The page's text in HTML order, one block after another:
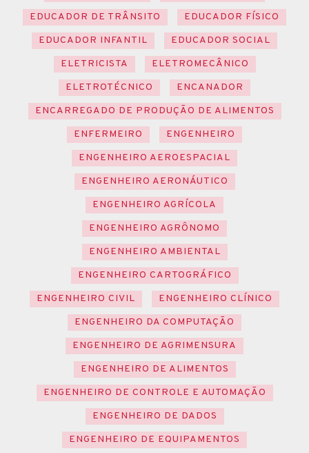
EDUCADOR DE TRÂNSITO
EDUCADOR FÍSICO
EDUCADOR INFANTIL
EDUCADOR SOCIAL
ELETRICISTA
ELETROMECÂNICO
ELETROTÉCNICO
ENCANADOR
ENCARREGADO DE PRODUÇÃO DE ALIMENTOS
ENFERMEIRO
ENGENHEIRO
ENGENHEIRO AEROESPACIAL
ENGENHEIRO AERONÁUTICO
ENGENHEIRO AGRÍCOLA
ENGENHEIRO AGRÔNOMO
ENGENHEIRO AMBIENTAL
ENGENHEIRO CARTOGRÁFICO
ENGENHEIRO CIVIL
ENGENHEIRO CLÍNICO
ENGENHEIRO DA COMPUTAÇÃO
ENGENHEIRO DE AGRIMENSURA
ENGENHEIRO DE ALIMENTOS
ENGENHEIRO DE CONTROLE E AUTOMAÇÃO
ENGENHEIRO DE DADOS
ENGENHEIRO DE EQUIPAMENTOS